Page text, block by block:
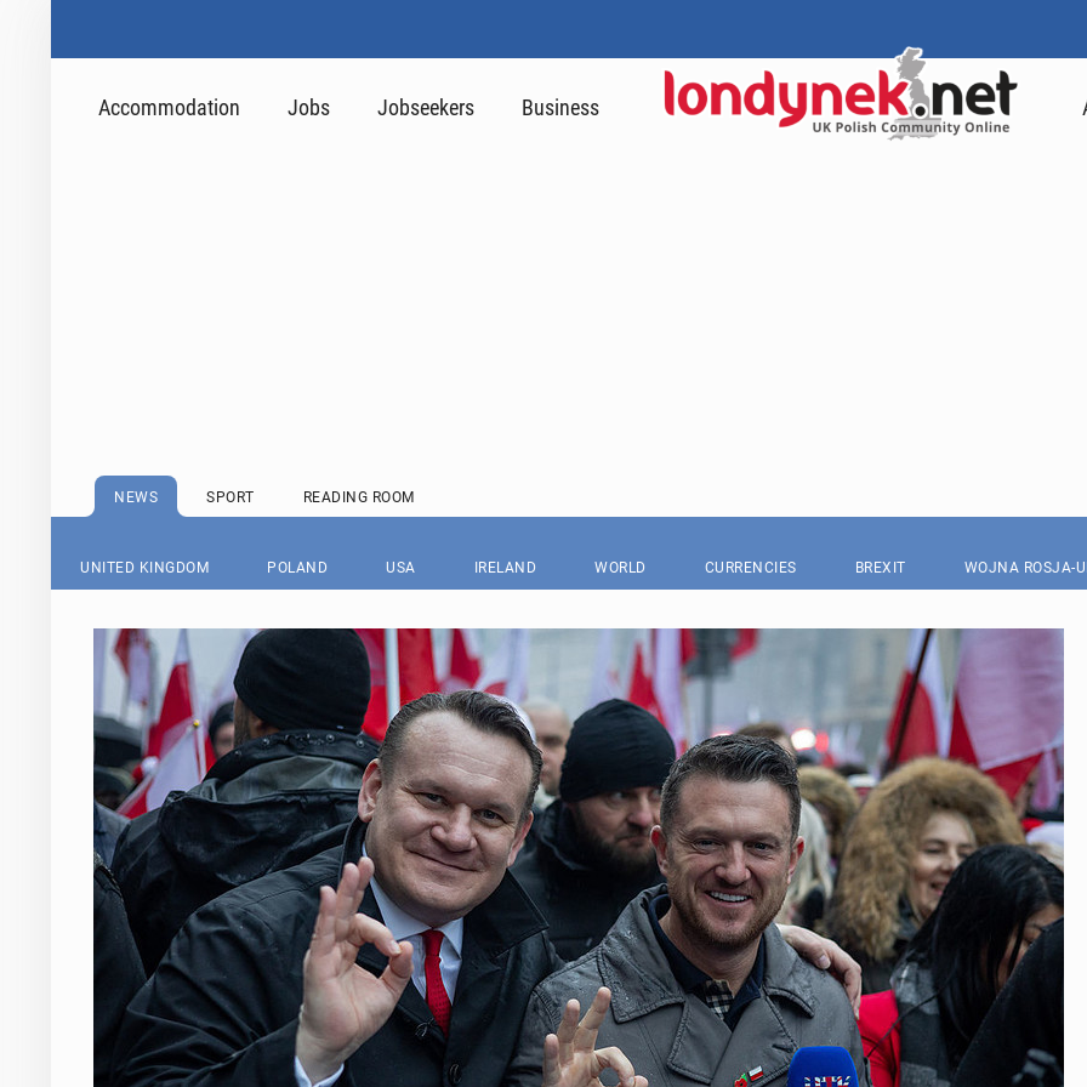
Accommodation Jobs Jobseekers Business
NEWS SPORT READING ROOM
UNITED KINGDOM POLAND USA IRELAND WORLD CURRENCIES BREXIT WOJNA ROSJA-